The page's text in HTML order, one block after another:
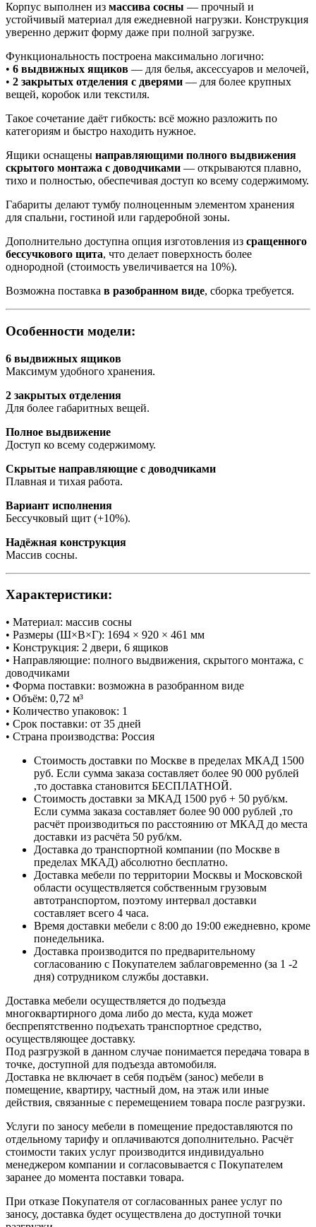
Корпус выполнен из массива сосны — прочный и
устойчивый материал для ежедневной нагрузки. Конструкция
уверенно держит форму даже при полной загрузке.
Функциональность построена максимально логично:
• 6 выдвижных ящиков — для белья, аксессуаров и мелочей,
• 2 закрытых отделения с дверями — для более крупных
вещей, коробок или текстиля.
Такое сочетание даёт гибкость: всё можно разложить по
категориям и быстро находить нужное.
Ящики оснащены направляющими полного выдвижения
скрытого монтажа с доводчиками — открываются плавно,
тихо и полностью, обеспечивая доступ ко всему содержимому.
Габариты делают тумбу полноценным элементом хранения
для спальни, гостиной или гардеробной зоны.
Дополнительно доступна опция изготовления из сращенного
бессучкового щита, что делает поверхность более
однородной (стоимость увеличивается на 10%).
Возможна поставка в разобранном виде, сборка требуется.
Особенности модели:
6 выдвижных ящиков
Максимум удобного хранения.
2 закрытых отделения
Для более габаритных вещей.
Полное выдвижение
Доступ ко всему содержимому.
Скрытые направляющие с доводчиками
Плавная и тихая работа.
Вариант исполнения
Бессучковый щит (+10%).
Надёжная конструкция
Массив сосны.
Характеристики:
• Материал: массив сосны
• Размеры (Ш×В×Г): 1694 × 920 × 461 мм
• Конструкция: 2 двери, 6 ящиков
• Направляющие: полного выдвижения, скрытого монтажа, с
доводчиками
• Форма поставки: возможна в разобранном виде
• Объём: 0,72 м³
• Количество упаковок: 1
• Срок поставки: от 35 дней
• Страна производства: Россия
Стоимость доставки по Москве в пределах МКАД 1500
руб. Если сумма заказа составляет более 90 000 рублей
,то доставка становится БЕСПЛАТНОЙ.
Стоимость доставки за МКАД 1500 руб + 50 руб/км.
Если сумма заказа составляет более 90 000 рублей ,то
расчёт производиться по расстоянию от МКАД до места
доставки из расчёта 50 руб/км.
Доставка до транспортной компании (по Москве в
пределах МКАД) абсолютно бесплатно.
Доставка мебели по территории Москвы и Московской
области осуществляется собственным грузовым
автотранспортом, поэтому интервал доставки
составляет всего 4 часа.
Время доставки мебели с 8:00 до 19:00 ежедневно, кроме
понедельника.
Доставка производится по предварительному
согласованию с Покупателем заблаговременно (за 1 -2
дня) сотрудником службы доставки.
Доставка мебели осуществляется до подъезда
многоквартирного дома либо до места, куда может
беспрепятственно подъехать транспортное средство,
осуществляющее доставку.
Под разгрузкой в данном случае понимается передача товара в
точке, доступной для подъезда автомобиля.
Доставка не включает в себя подъём (занос) мебели в
помещение, квартиру, частный дом, на этаж или иные
действия, связанные с перемещением товара после разгрузки.
Услуги по заносу мебели в помещение предоставляются по
отдельному тарифу и оплачиваются дополнительно. Расчёт
стоимости таких услуг производится индивидуально
менеджером компании и согласовывается с Покупателем
заранее до момента поставки товара.
При отказе Покупателя от согласованных ранее услуг по
заносу, доставка будет осуществлена до доступной точки